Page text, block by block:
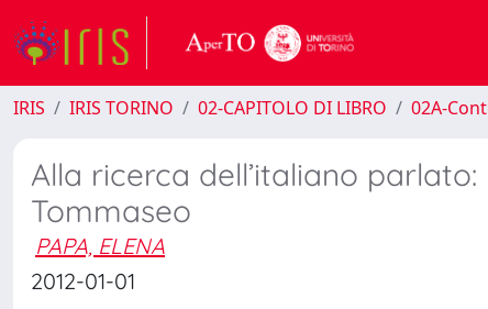
IRIS IRIS TORINO 02-CAPITOLO DI LIBRO 02A-
Alla ricerca dell’italiano
Tommaseo
PAPA, ELENA
2012-01-01